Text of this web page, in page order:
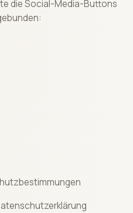
die Social-Media-Buttons